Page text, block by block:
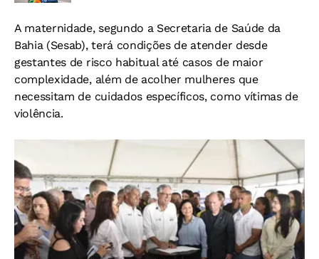
A maternidade, segundo a Secretaria de Saúde da
Bahia (Sesab), terá condições de atender desde
gestantes de risco habitual até casos de maior
complexidade, além de acolher mulheres que
necessitam de cuidados específicos, como vítimas de
violência.